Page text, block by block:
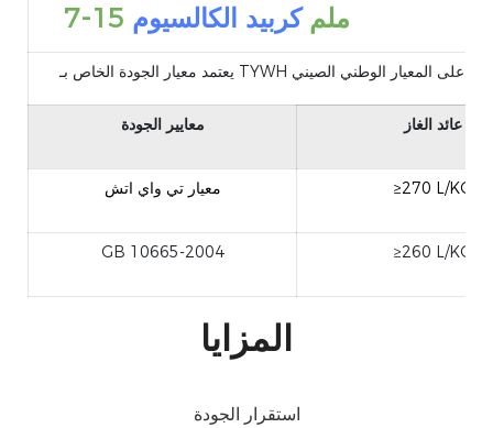
7-15 ملمكربيد الكالسيوم
معايير الجودة عائد الغاز
معيار تي واي اتش ≥270 L/KG
GB 10665-2004 ≥260 L/KG
المزايا
استقرار الجودة